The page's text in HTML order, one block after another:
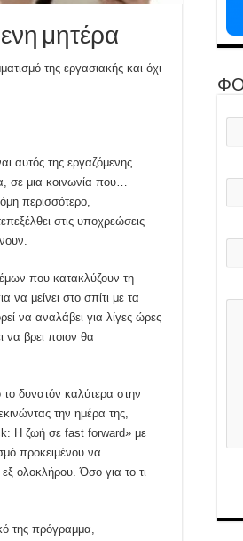
μητέρα
της εργασιακής και όχι
αυτός της εργαζόμενης
σε μια κοινωνία που…
περισσότερο,
στις υποχρεώσεις
που κατακλύζουν τη
μείνει στο σπίτι με τα
να αναλάβει για λίγες ώρες
να βρει ποιον θα
το δυνατόν καλύτερα στην
την ημέρα της,
Η ζωή σε fast forward» με
προκειμένου να
ολοκλήρου. Όσο για το τι
της πρόγραμμα,